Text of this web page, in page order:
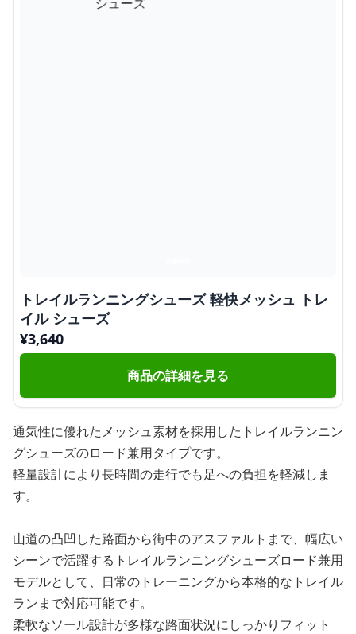
トレイルランニングシューズ 軽快メッシュ トレ
イル シューズ
¥3,640
商品の詳細を見る
通気性に優れたメッシュ素材を採用したトレイルランニン
グシューズのロード兼用タイプです。
軽量設計により長時間の走行でも足への負担を軽減しま
す。
山道の凸凹した路面から街中のアスファルトまで、幅広い
シーンで活躍するトレイルランニングシューズロード兼用
モデルとして、日常のトレーニングから本格的なトレイル
ランまで対応可能です。
柔軟なソール設計が多様な路面状況にしっかりフィット